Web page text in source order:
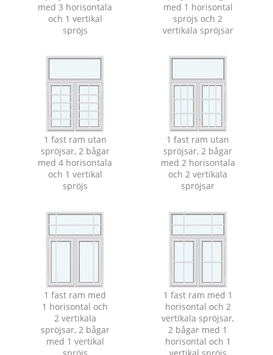
med 3 horisontala
och 1 vertikal
spröjs
med 1 horisontal
spröjs och 2
vertikala spröjsar
1 fast ram utan
spröjsar, 2 bågar
med 4 horisontala
och 1 vertikal
spröjs
1 fast ram utan
spröjsar, 2 bågar
med 2 horisontala
och 2 vertikala
spröjsar
1 fast ram med
1 horisontal och
2 vertikala
spröjsar, 2 bågar
med 1 vertikal
1 fast ram med 1
horisontal och 2
vertikala spröjsar,
2 bågar med 1
horisontal och 1